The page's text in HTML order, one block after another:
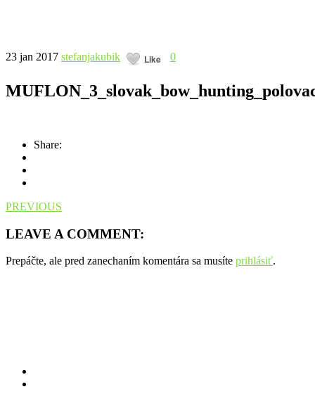
23 jan 2017 stefanjakubik Like 0
Share:
PREVIOUS
LEAVE A COMMENT:
Prepáčte, ale pred zanechaním komentára sa musíte prihlásiť.